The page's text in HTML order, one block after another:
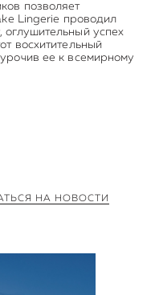
позволяет
Lingerie проводил
успех
восхитительный
ее к всемирному
НА НОВОСТИ